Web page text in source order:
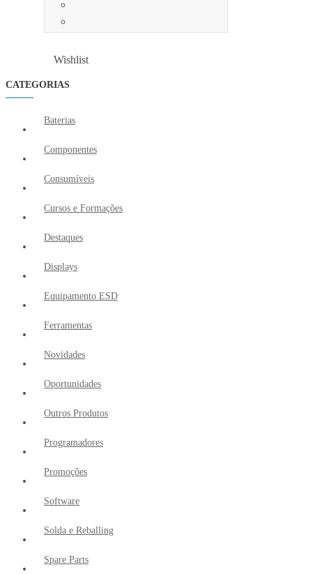
Wishlist
CATEGORIAS
Baterias
Componentes
Consumíveis
Cursos e Formações
Destaques
Displays
Equipamento ESD
Ferramentas
Novidades
Oportunidades
Outros Produtos
Programadores
Promoções
Software
Solda e Reballing
Spare Parts